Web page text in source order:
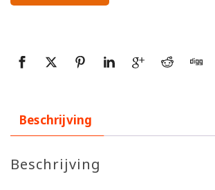
Beschrijving
Beschrijving